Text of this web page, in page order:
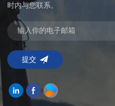
时内与您联系。